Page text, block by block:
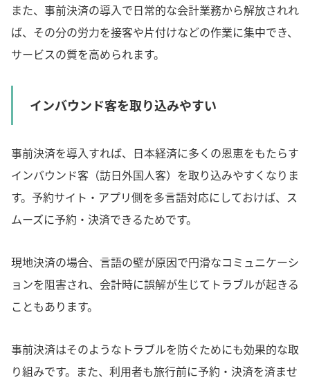
また、事前決済の導入で日常的な会計業務から解放されれ
ば、その分の労力を接客や片付けなどの作業に集中でき、
サービスの質を高められます。
インバウンド客を取り込みやすい
事前決済を導入すれば、日本経済に多くの恩恵をもたらす
インバウンド客（訪日外国人客）を取り込みやすくなりま
す。予約サイト・アプリ側を多言語対応にしておけば、ス
ムーズに予約・決済できるためです。
現地決済の場合、言語の壁が原因で円滑なコミュニケーシ
ョンを阻害され、会計時に誤解が生じてトラブルが起きる
こともあります。
事前決済はそのようなトラブルを防ぐためにも効果的な取
り組みです。また、利用者も旅行前に予約・決済を済ませ